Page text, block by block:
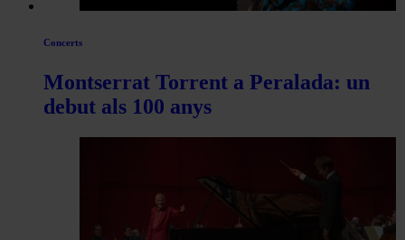
Concerts
Montserrat Torrent a Peralada: un
debut als 100 anys